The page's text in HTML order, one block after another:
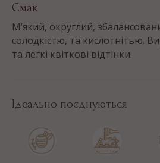
Смак
М’який, округлий,
солодкістю, та кислотнітью.
та легкі квіткові відтінки.
Ідеально поєднуються